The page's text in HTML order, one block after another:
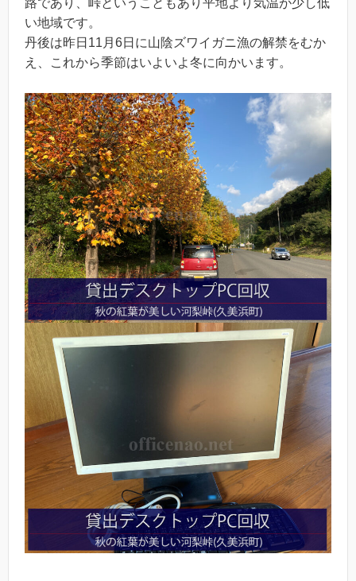
路であり、峠ということもあり平地より気温が少し低
い地域です。
丹後は昨日11月6日に山陰ズワイガニ漁の解禁をむか
え、これから季節はいよいよ冬に向かいます。